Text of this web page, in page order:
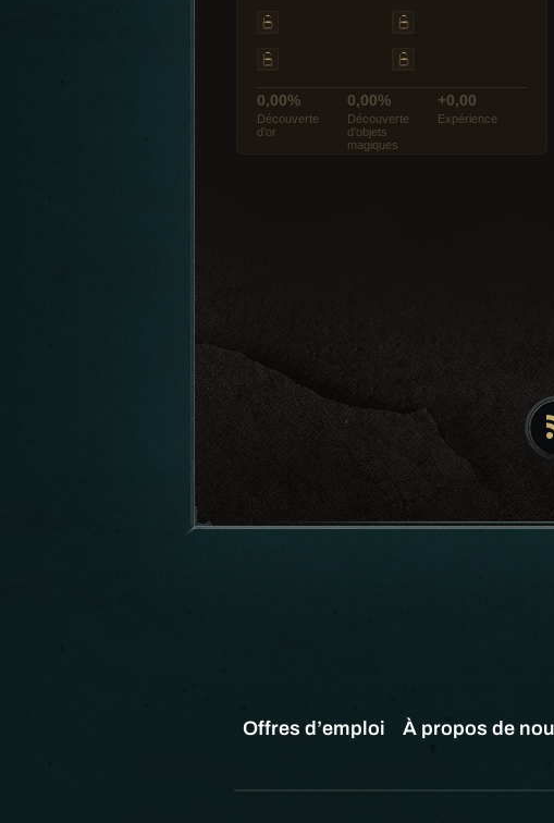
0,00%
Découverte
d’or
0,00%
Découverte
d’objets
magiques
+0,00
Expérience